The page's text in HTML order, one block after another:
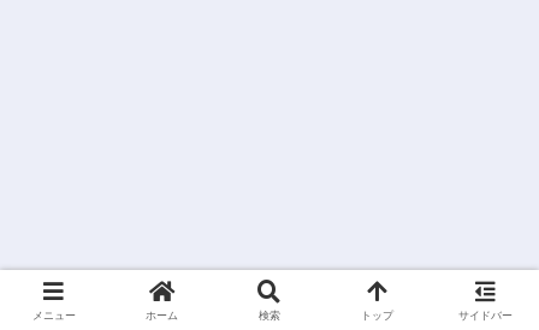
メニュー ホーム 検索 トップ サイドバー